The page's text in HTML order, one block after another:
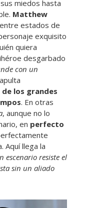
miedos hasta
Matthew
estados de
exquisito
quiera
desgarbado
con un
de los grandes
. En otras
, aunque no lo
en perfecto
Aquí llega la
escenario resiste el
sin un aliado